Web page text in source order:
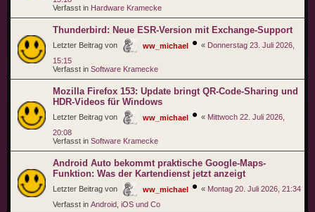
Verfasst in Hardware Kramecke
Thunderbird: Neue ESR-Version mit Exchange-Support
Letzter Beitrag von ww_michael « Donnerstag 23. Juli 2026,
15:15
Verfasst in Software Kramecke
Mozilla Firefox 153: Update bringt QR-Code-Sharing und
HDR-Videos für Windows
Letzter Beitrag von ww_michael « Mittwoch 22. Juli 2026,
20:08
Verfasst in Software Kramecke
Android Auto bekommt praktische Google-Maps-
Funktion: Was der Kartendienst jetzt anzeigt
Letzter Beitrag von ww_michael « Montag 20. Juli 2026, 21:34
Verfasst in Android, iOS und Co